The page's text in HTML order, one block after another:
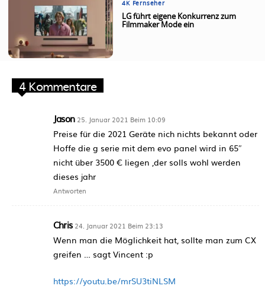
4K Fernseher
LG führt eigene Konkurrenz zum
Filmmaker Mode ein
4 Kommentare
Jason 25. Januar 2021 Beim 10:09
Preise für die 2021 Geräte nich nichts bekannt oder
Hoffe die g serie mit dem evo panel wird in 65″
nicht über 3500 € liegen ,der solls wohl werden
dieses jahr
Antworten
Chris 24. Januar 2021 Beim 23:13
Wenn man die Möglichkeit hat, sollte man zum CX
greifen … sagt Vincent :p
https://youtu.be/mrSU3tiNLSM